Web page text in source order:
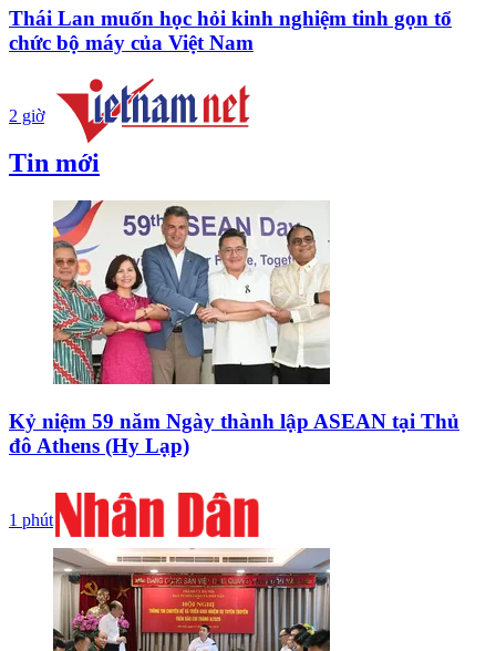
Thái Lan muốn học hỏi kinh nghiệm tinh gọn tổ
chức bộ máy của Việt Nam
2 giờ
Tin mới
Kỷ niệm 59 năm Ngày thành lập ASEAN tại Thủ
đô Athens (Hy Lạp)
1 phút